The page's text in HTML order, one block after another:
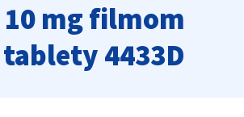
10 mg filmom
4433D